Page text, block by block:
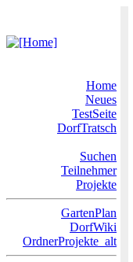
Home
Neues
TestSeite
DorfTratsch
Suchen
Teilnehmer
Projekte
GartenPlan
DorfWiki
OrdnerProjekte_alt